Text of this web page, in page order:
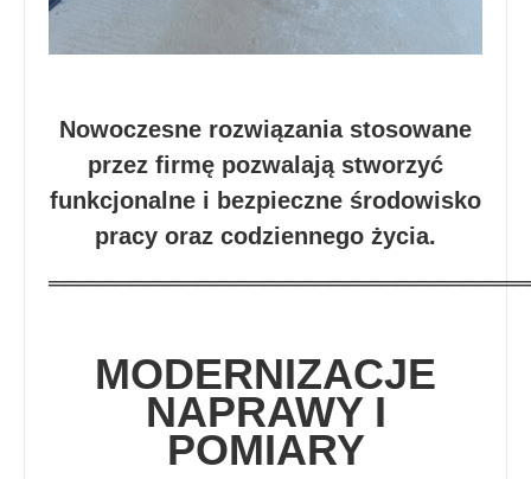
Nowoczesne rozwiązania stosowane
przez firmę pozwalają stworzyć
funkcjonalne i bezpieczne środowisko
pracy oraz codziennego życia.
MODERNIZACJE
NAPRAWY I
POMIARY